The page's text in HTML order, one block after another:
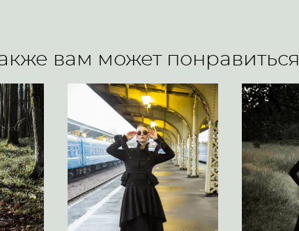
вам может понравиться